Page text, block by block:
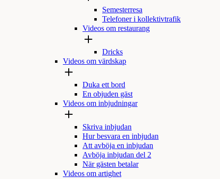
Semesterresa
Telefoner i kollektivtrafik
Videos om restaurang
Dricks
Videos om värdskap
Duka ett bord
En objuden gäst
Videos om inbjudningar
Skriva inbjudan
Hur besvara en inbjudan
Att avböja en inbjudan
Avböja inbjudan del 2
När gästen betalar
Videos om artighet